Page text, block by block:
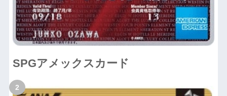
SPGアメックスカード